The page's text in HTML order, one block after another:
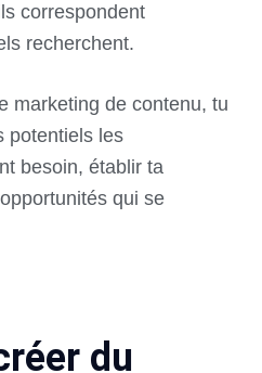
correspondent
recherchent.
marketing de contenu, tu
potentiels les
besoin, établir ta
qui se
du